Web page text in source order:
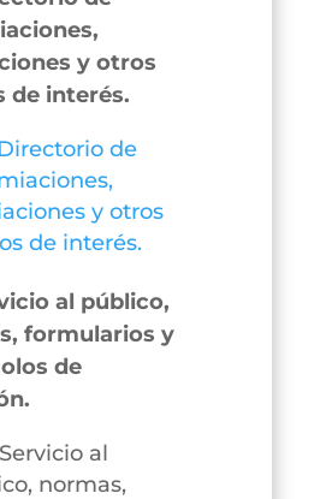
y otros
de interés.
Directorio de
y otros
de interés.
al público,
formularios y
de
Servicio al
normas,